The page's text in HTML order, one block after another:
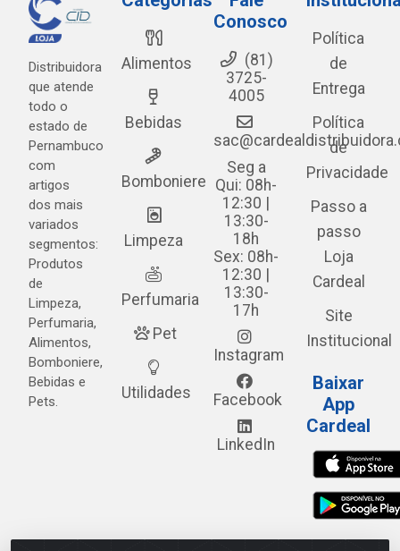
Distribuidora
que atende
todo o
estado de
Pernambuco
com
artigos
dos mais
variados
segmentos:
Produtos
de
Limpeza,
Perfumaria,
Alimentos,
Bomboniere,
Bebidas e
Pets.
Alimentos
Bebidas
Bomboniere
Limpeza
Perfumaria
Pet
Utilidades
Conosco
(81)
3725-
4005
Seg a
Qui: 08h-
12:30 |
13:30-
18h
Sex: 08h-
12:30 |
13:30-
17h
Instagram
Facebook
LinkedIn
Política
de
Entrega
Política
de
Privacidade
Passo a
passo
Loja
Cardeal
Site
Institucional
Baixar
App
Cardeal